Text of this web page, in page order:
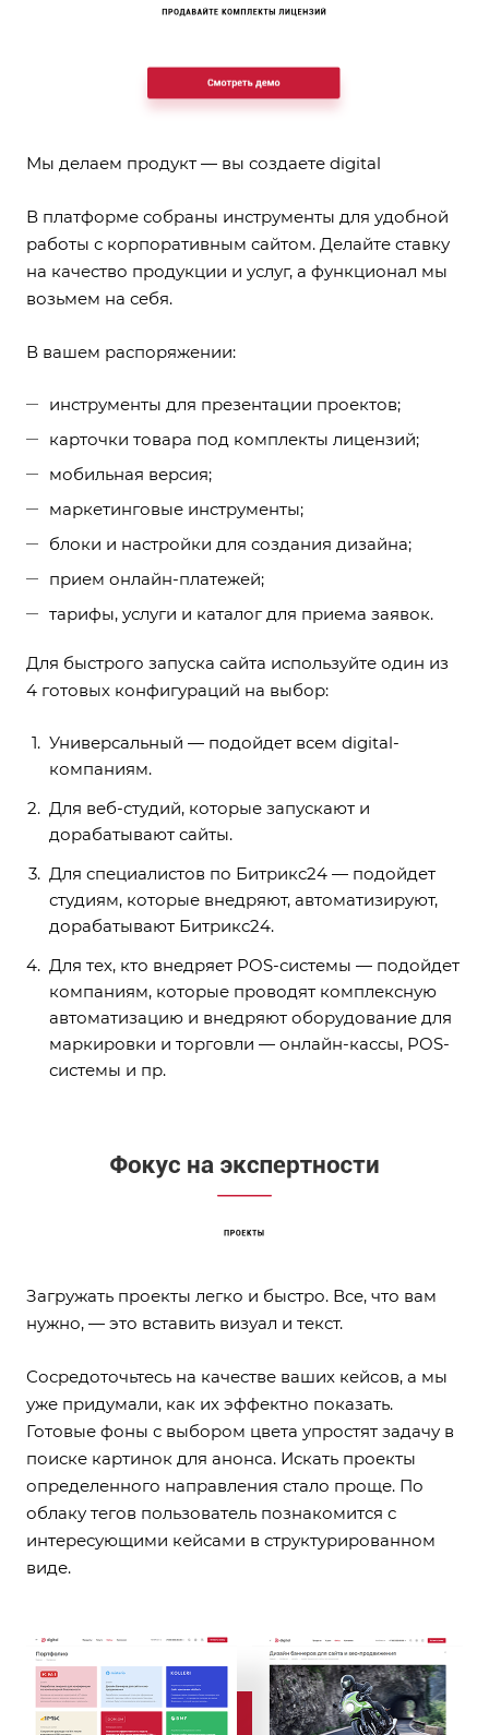
Мы делаем продукт — вы создаете digital
В платформе собраны инструменты для удобной
работы с корпоративным сайтом. Делайте ставку
на качество продукции и услуг, а функционал мы
возьмем на себя.
В вашем распоряжении:
инструменты для презентации проектов;
карточки товара под комплекты лицензий;
мобильная версия;
маркетинговые инструменты;
блоки и настройки для создания дизайна;
прием онлайн-платежей;
тарифы, услуги и каталог для приема заявок.
Для быстрого запуска сайта используйте один из
4 готовых конфигураций на выбор:
Универсальный — подойдет всем digital-
компаниям.
Для веб-студий, которые запускают и
дорабатывают сайты.
Для специалистов по Битрикс24 — подойдет
студиям, которые внедряют, автоматизируют,
дорабатывают Битрикс24.
Для тех, кто внедряет POS-системы — подойдет
компаниям, которые проводят комплексную
автоматизацию и внедряют оборудование для
маркировки и торговли — онлайн-кассы, POS-
системы и пр.
Загружать проекты легко и быстро. Все, что вам
нужно, — это вставить визуал и текст.
Сосредоточьтесь на качестве ваших кейсов, а мы
уже придумали, как их эффектно показать.
Готовые фоны с выбором цвета упростят задачу в
поиске картинок для анонса. Искать проекты
определенного направления стало проще. По
облаку тегов пользователь познакомится с
интересующими кейсами в структурированном
виде.